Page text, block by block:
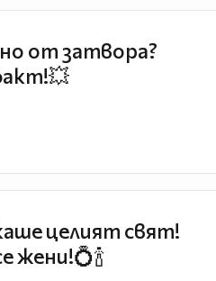
от затвора?
целият свят!
жени!💍🍾